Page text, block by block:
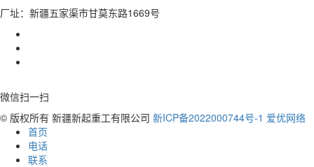
厂址：新疆五家渠市甘莫东路1669号
微信扫一扫
© 版权所有 新疆新起重工有限公司 新ICP备2022000744号-1 爱优网络
首页
电话
联系